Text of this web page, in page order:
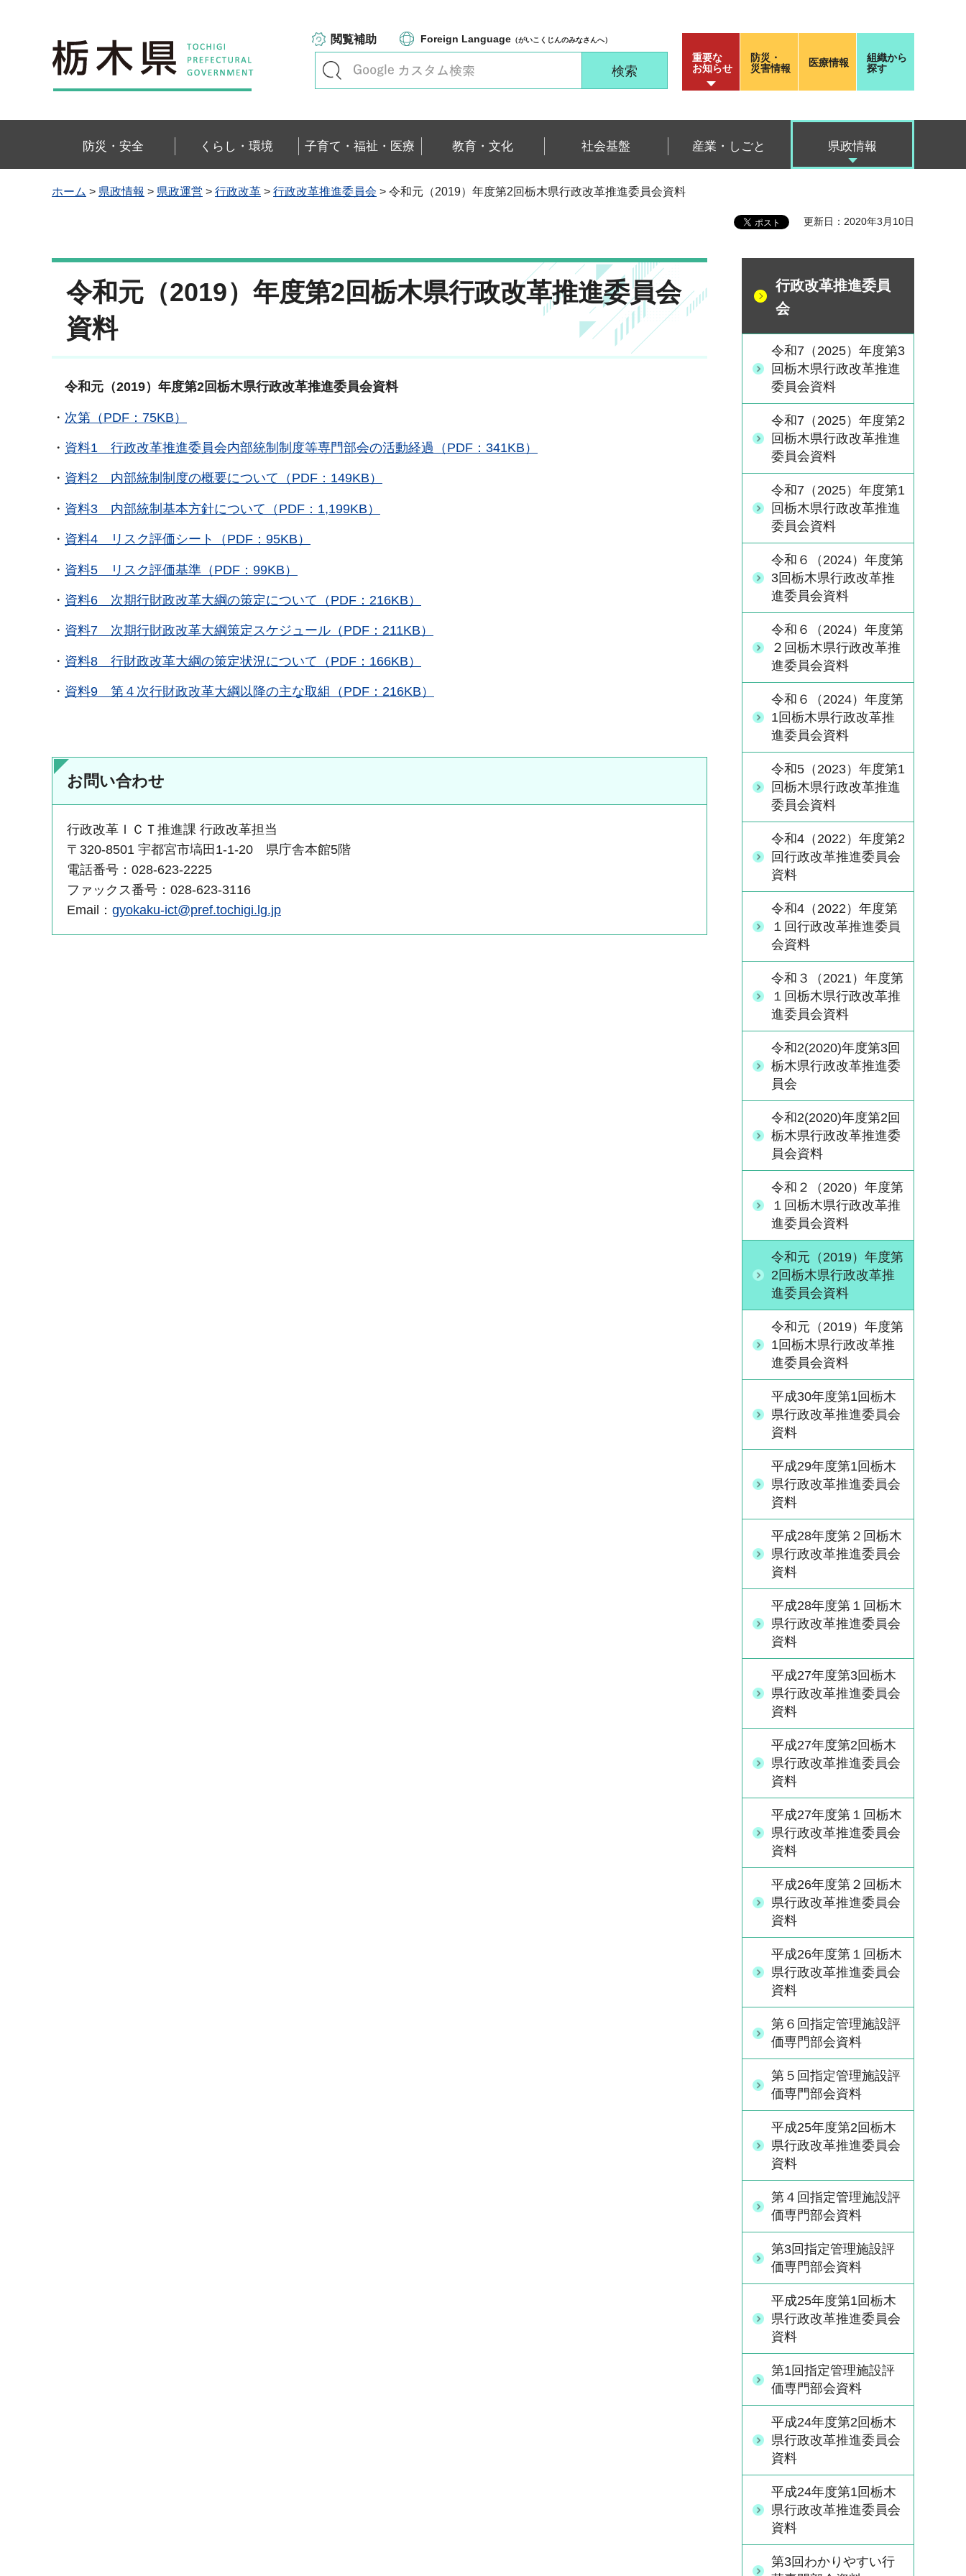
栃木県
閲覧補助 Foreign Language （がいこくじんのみなさんへ）
重要な
お知らせ
防災・
災害情報
医療情報
組織から
探す
防災・安全 くらし・環境 子育て・福祉・医療 教育・文化 社会基盤 産業・しごと 県政情報
ホーム > 県政情報 > 県政運営 > 行政改革 > 行政改革推進委員会 > 令和元（2019）年度第2回栃木県行政改革推進委員会資料
更新日：2020年3月10日
令和元（2019）年度第2回栃木県行政改革推進委員会
資料
令和元（2019）年度第2回栃木県行政改革推進委員会資料
・ 次第（PDF：75KB）
・ 資料1 行政改革推進委員会内部統制制度等専門部会の活動経過（PDF：341KB）
・ 資料2 内部統制制度の概要について（PDF：149KB）
・ 資料3 内部統制基本方針について（PDF：1,199KB）
・ 資料4 リスク評価シート（PDF：95KB）
・ 資料5 リスク評価基準（PDF：99KB）
・ 資料6 次期行財政改革大綱の策定について（PDF：216KB）
・ 資料7 次期行財政改革大綱策定スケジュール（PDF：211KB）
・ 資料8 行財政改革大綱の策定状況について（PDF：166KB）
・ 資料9 第４次行財政改革大綱以降の主な取組（PDF：216KB）
お問い合わせ
行政改革ＩＣＴ推進課 行政改革担当
〒320-8501 宇都宮市塙田1-1-20 県庁舎本館5階
電話番号：028-623-2225
ファックス番号：028-623-3116
Email： gyokaku-ict@pref.tochigi.lg.jp
行政改革推進委員
会
令和7（2025）年度第3
回栃木県行政改革推進
委員会資料
令和7（2025）年度第2
回栃木県行政改革推進
委員会資料
令和7（2025）年度第1
回栃木県行政改革推進
委員会資料
令和６（2024）年度第
3回栃木県行政改革推
進委員会資料
令和６（2024）年度第
２回栃木県行政改革推
進委員会資料
令和６（2024）年度第
1回栃木県行政改革推
進委員会資料
令和5（2023）年度第1
回栃木県行政改革推進
委員会資料
令和4（2022）年度第2
回行政改革推進委員会
資料
令和4（2022）年度第
１回行政改革推進委員
会資料
令和３（2021）年度第
１回栃木県行政改革推
進委員会資料
令和2(2020)年度第3回
栃木県行政改革推進委
員会
令和2(2020)年度第2回
栃木県行政改革推進委
員会資料
令和２（2020）年度第
１回栃木県行政改革推
進委員会資料
令和元（2019）年度第
2回栃木県行政改革推
進委員会資料
令和元（2019）年度第
1回栃木県行政改革推
進委員会資料
平成30年度第1回栃木
県行政改革推進委員会
資料
平成29年度第1回栃木
県行政改革推進委員会
資料
平成28年度第２回栃木
県行政改革推進委員会
資料
平成28年度第１回栃木
県行政改革推進委員会
資料
平成27年度第3回栃木
県行政改革推進委員会
資料
平成27年度第2回栃木
県行政改革推進委員会
資料
平成27年度第１回栃木
県行政改革推進委員会
資料
平成26年度第２回栃木
県行政改革推進委員会
資料
平成26年度第１回栃木
県行政改革推進委員会
資料
第６回指定管理施設評
価専門部会資料
第５回指定管理施設評
価専門部会資料
平成25年度第2回栃木
県行政改革推進委員会
資料
第４回指定管理施設評
価専門部会資料
第3回指定管理施設評
価専門部会資料
平成25年度第1回栃木
県行政改革推進委員会
資料
第1回指定管理施設評
価専門部会資料
平成24年度第2回栃木
県行政改革推進委員会
資料
平成24年度第1回栃木
県行政改革推進委員会
資料
第3回わかりやすい行